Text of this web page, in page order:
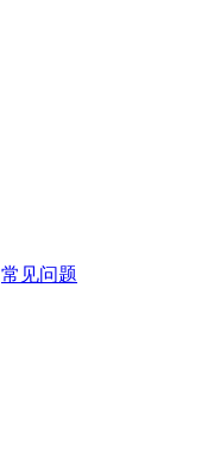
常见问题